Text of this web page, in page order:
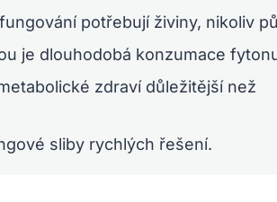
potřebují živiny, nikoliv
je dlouhodobá konzumace
zdraví důležitější než
sliby rychlých řešení.